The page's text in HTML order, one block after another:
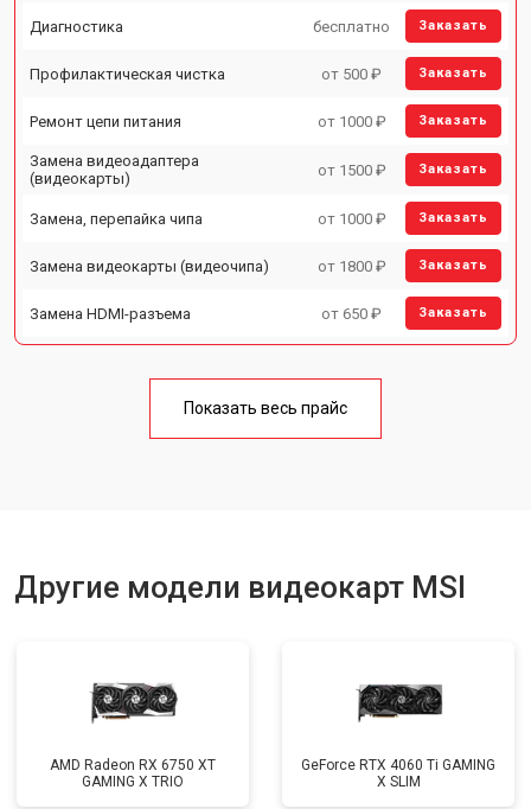
Диагностика бесплатно Заказать
Профилактическая чистка от 500 ₽ Заказать
Ремонт цепи питания от 1000 ₽ Заказать
Замена видеоадаптера
(видеокарты)
от 1500 ₽ Заказать
Замена, перепайка чипа от 1000 ₽ Заказать
Замена видеокарты (видеочипа) от 1800 ₽ Заказать
Замена HDMI-разъема от 650 ₽ Заказать
Показать весь прайс
Другие модели видеокарт MSI
AMD Radeon RX 6750 XT
GAMING X TRIO
GeForce RTX 4060 Ti GAMING
X SLIM